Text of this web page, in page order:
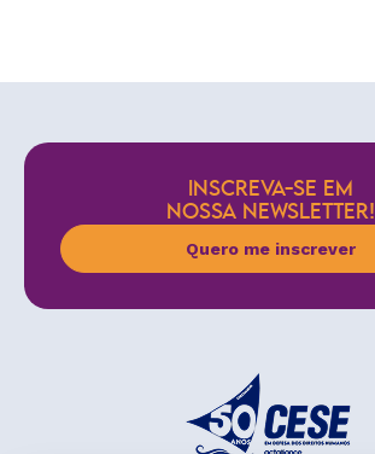
INSCREVA-SE EM
NOSSA NEWSLETTER!
Quero me inscrever